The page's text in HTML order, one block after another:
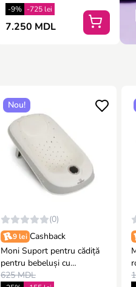
-9% -725 lei
7.250 MDL
Nou!
(0)
9 lei Cashback
Moni Suport pentru cădiță
pentru bebeluși cu
termometru Havana alb
625 MDL